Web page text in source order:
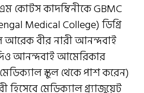
এম কোটস কাদম্বিনীকে GBMC
Medical College) ডিগ্রি
আরেক বীর নারী আনন্দবাই
আনন্দবাই আমেরিকার
স্কুল থেকে পাশ করেন)
হিসেবে মেডিক্যাল গ্র্যাজুয়েট